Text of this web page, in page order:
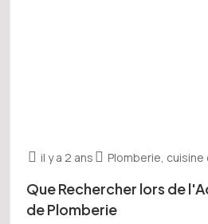
il y a 2 ans Plomberie,
Que Rechercher lors de
de Plomberie